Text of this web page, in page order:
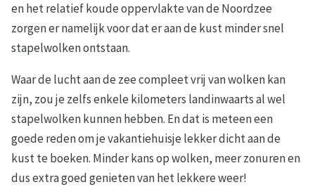
en het relatief koude oppervlakte van de Noordzee
zorgen er namelijk voor dat er aan de kust minder snel
stapelwolken ontstaan.
Waar de lucht aan de zee compleet vrij van wolken kan
zijn, zou je zelfs enkele kilometers landinwaarts al wel
stapelwolken kunnen hebben. En dat is meteen een
goede reden om je vakantiehuisje lekker dicht aan de
kust te boeken. Minder kans op wolken, meer zonuren en
dus extra goed genieten van het lekkere weer!